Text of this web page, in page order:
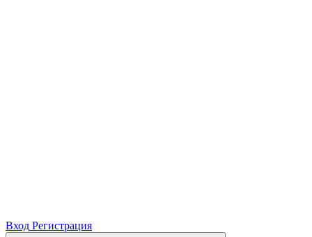
Вход Регистрация